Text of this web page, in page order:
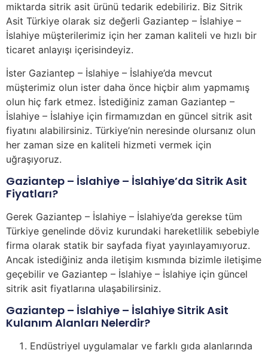
miktarda sitrik asit ürünü tedarik edebiliriz. Biz Sitrik
Asit Türkiye olarak siz değerli Gaziantep – İslahiye –
İslahiye müşterilerimiz için her zaman kaliteli ve hızlı bir
ticaret anlayışı içerisindeyiz.
İster Gaziantep – İslahiye – İslahiye’da mevcut
müşterimiz olun ister daha önce hiçbir alım yapmamış
olun hiç fark etmez. İstediğiniz zaman Gaziantep –
İslahiye – İslahiye için firmamızdan en güncel sitrik asit
fiyatını alabilirsiniz. Türkiye’nin neresinde olursanız olun
her zaman size en kaliteli hizmeti vermek için
uğraşıyoruz.
Gaziantep – İslahiye – İslahiye’da Sitrik Asit
Fiyatları?
Gerek Gaziantep – İslahiye – İslahiye’da gerekse tüm
Türkiye genelinde döviz kurundaki hareketlilik sebebiyle
firma olarak statik bir sayfada fiyat yayınlayamıyoruz.
Ancak istediğiniz anda iletişim kısmında bizimle iletişime
geçebilir ve Gaziantep – İslahiye – İslahiye için güncel
sitrik asit fiyatlarına ulaşabilirsiniz.
Gaziantep – İslahiye – İslahiye Sitrik Asit
Kulanım Alanları Nelerdir?
Endüstriyel uygulamalar ve farklı gıda alanlarında